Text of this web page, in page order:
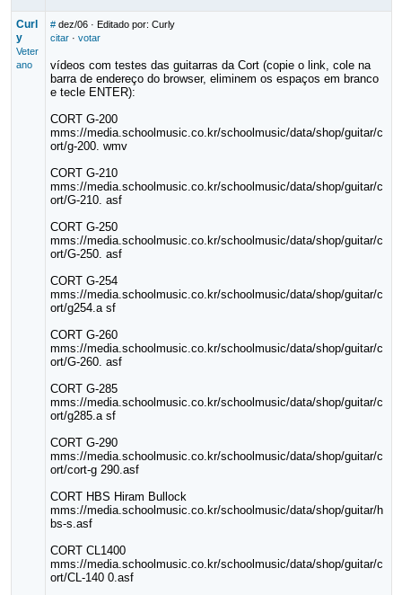
Curl
y
Veter
ano
# dez/06· Editado por: Curly
citar· votar
vídeos com testes das guitarras da Cort (copie o link, cole na
barra de endereço do browser, eliminem os espaços em branco
e tecle ENTER):
CORT G-200
mms://media.schoolmusic.co.kr/schoolmusic/data/shop/guitar/c
ort/g-200. wmv
CORT G-210
mms://media.schoolmusic.co.kr/schoolmusic/data/shop/guitar/c
ort/G-210. asf
CORT G-250
mms://media.schoolmusic.co.kr/schoolmusic/data/shop/guitar/c
ort/G-250. asf
CORT G-254
mms://media.schoolmusic.co.kr/schoolmusic/data/shop/guitar/c
ort/g254.a sf
CORT G-260
mms://media.schoolmusic.co.kr/schoolmusic/data/shop/guitar/c
ort/G-260. asf
CORT G-285
mms://media.schoolmusic.co.kr/schoolmusic/data/shop/guitar/c
ort/g285.a sf
CORT G-290
mms://media.schoolmusic.co.kr/schoolmusic/data/shop/guitar/c
ort/cort-g 290.asf
CORT HBS Hiram Bullock
mms://media.schoolmusic.co.kr/schoolmusic/data/shop/guitar/h
bs-s.asf
CORT CL1400
mms://media.schoolmusic.co.kr/schoolmusic/data/shop/guitar/c
ort/CL-140 0.asf